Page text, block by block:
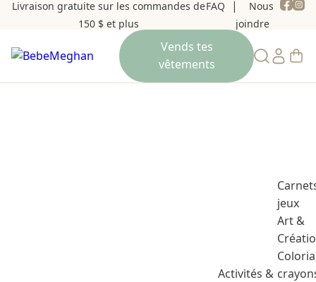
Livraison gratuite sur les commandes de
150 $ et plus
FAQ
Nous
joindre
Activités &
jeux
Art &